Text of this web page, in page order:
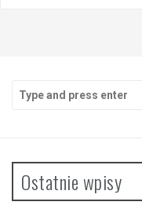
for:
Ostatnie wpisy